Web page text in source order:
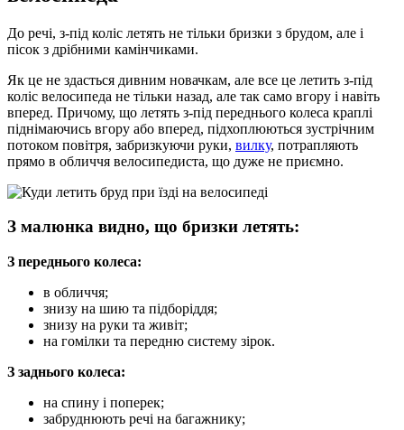
До речі, з-під коліс летять не тільки бризки з брудом, але і
пісок з дрібними камінчиками.
Як це не здасться дивним новачкам, але все це летить з-під
коліс велосипеда не тільки назад, але так само вгору і навіть
вперед. Причому, що летять з-під переднього колеса краплі
піднімаючись вгору або вперед, підхоплюються зустрічним
потоком повітря, забризкуючи руки, вилку, потрапляють
прямо в обличчя велосипедиста, що дуже не приємно.
З малюнка видно, що бризки летять:
З переднього колеса:
в обличчя;
знизу на шию та підборіддя;
знизу на руки та живіт;
на гомілки та передню систему зірок.
З заднього колеса:
на спину і поперек;
забруднюють речі на багажнику;